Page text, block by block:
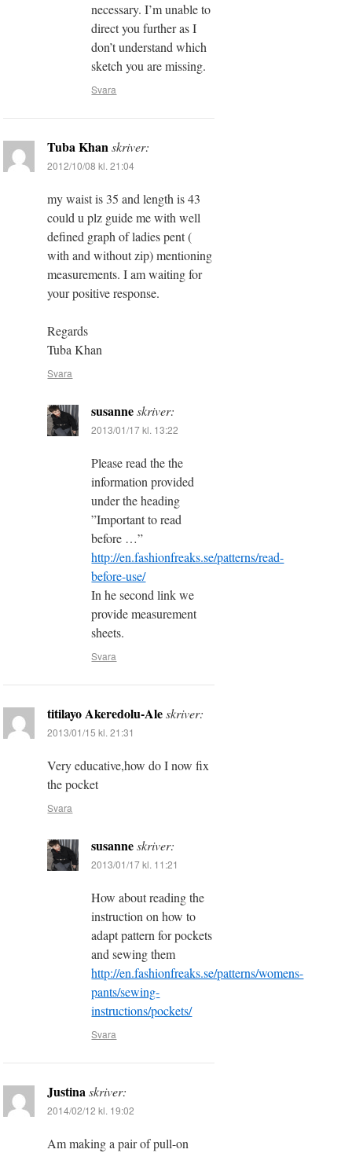
necessary. I’m unable to
direct you further as I
don’t understand which
sketch you are missing.
Svara
Tuba Khan skriver:
2012/10/08 kl. 21:04
my waist is 35 and length is 43
could u plz guide me with well
defined graph of ladies pent (
with and without zip) mentioning
measurements. I am waiting for
your positive response.
Regards
Tuba Khan
Svara
susanne skriver:
2013/01/17 kl. 13:22
Please read the the
information provided
under the heading
”Important to read
before …”
http://en.fashionfreaks.se/patterns/read-
before-use/
In he second link we
provide measurement
sheets.
Svara
titilayo Akeredolu-Ale skriver:
2013/01/15 kl. 21:31
Very educative,how do I now fix
the pocket
Svara
susanne skriver:
2013/01/17 kl. 11:21
How about reading the
instruction on how to
adapt pattern for pockets
and sewing them
http://en.fashionfreaks.se/patterns/womens-
pants/sewing-
instructions/pockets/
Svara
Justina skriver:
2014/02/12 kl. 19:02
Am making a pair of pull-on